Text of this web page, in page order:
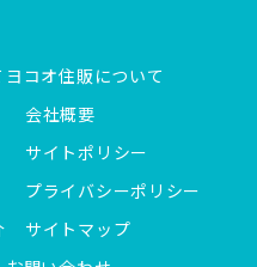
ヨコオ住販について
会社概要
サイトポリシー
プライバシーポリシー
サイトマップ